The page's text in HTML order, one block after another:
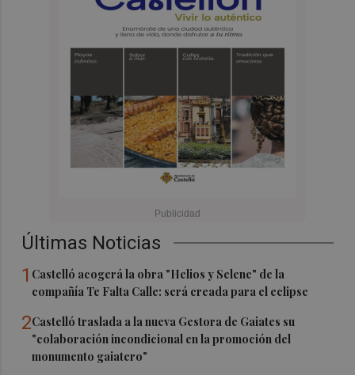
Últimas Noticias
1 Castelló acogerá la obra "Helios y Selene" de la
compañía Te Falta Calle: será creada para el eclipse
2Castelló traslada a la nueva Gestora de Gaiates su
"colaboración incondicional en la promoción del
monumento gaiatero"